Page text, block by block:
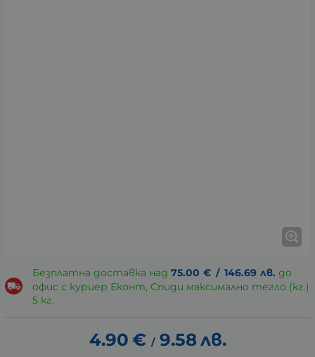
Безплатна доставка над 75.00 € / 146.69 лв. до
офис с куриер Еконт, Спиди максимално тегло (кг.)
5 кг.
4.90 € / 9.58лв.